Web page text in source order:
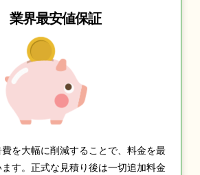
業界最安値保証
を大幅に削減することで、料金を最
す。正式な見積り後は一切追加料金